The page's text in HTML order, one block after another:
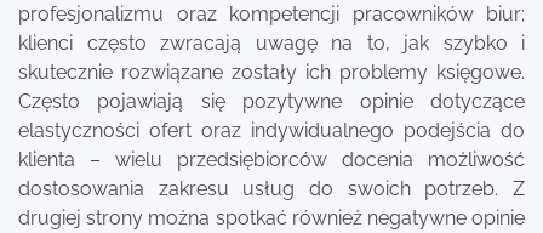
profesjonalizmu oraz kompetencji pracowników biur;
klienci często zwracają uwagę na to, jak szybko i
skutecznie rozwiązane zostały ich problemy księgowe.
Często pojawiają się pozytywne opinie dotyczące
elastyczności ofert oraz indywidualnego podejścia do
klienta – wielu przedsiębiorców docenia możliwość
dostosowania zakresu usług do swoich potrzeb. Z
drugiej strony można spotkać również negatywne opinie